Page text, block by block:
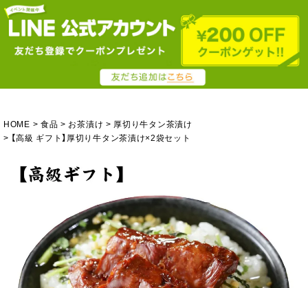
HOME 食品 お茶漬け
厚切り牛タン茶漬け
【高級 ギフト】厚切り牛タン茶漬け×2袋セット